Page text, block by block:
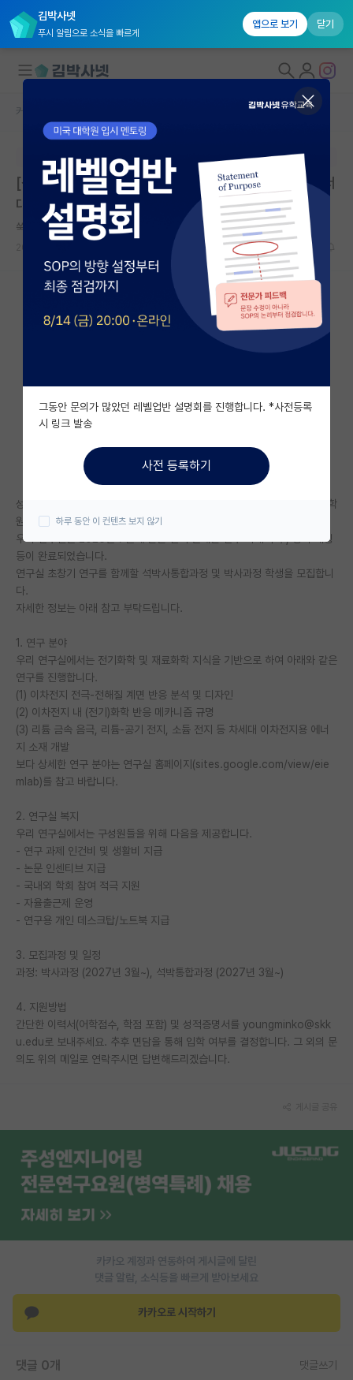
김박사넷
푸시 알림으로 소식을 빠르게
앱으로 보기 닫기
대학원생 모집
국내대학원 정보
연구실&오픈랩
커뮤니티
커뮤니티 홈
전체글보기
베스트 게시판
자유 게시판(아무개랩)
미국 유학 게시판
미국 대학원 합격 후기 게시판
대학원생 모집 게시판
연구실(PI) 홍보 게시판
석박사 채용 정보 게시판
임용 정보 게시판
학부 인턴 게시판
취업 게시판
임용 후기 게시판
PI 전용 게시판
인문사회 계열 게시판
반도체/AI 게시판
장학금/장학생 게시판
학술 정보 게시판
홍보 게시판
커리어
이벤트
반도체 아카데미
커뮤니티 홈
본문이 수정되지 않는 박제글입니다.
[성균관대학교] 전기화학 계면 및 에너지 소재 연구실에서
대학원생을 모집합니다.
쑥스러운 막스 베버
성균관대학교 화학과 전기화학 계면 및 에너지 소재 연구실에서 함께할 대학
원생을 모집합니다.
우리 연구실은 2025년 7월에 문을 열어 현재는 연구 과제 수주, 장비 세팅
등이 완료되었습니다.
연구실 초창기 연구를 함께할 석박사통합과정 및 박사과정 학생을 모집합니
다.
자세한 정보는 아래 참고 부탁드립니다.
1. 연구 분야
우리 연구실에서는 전기화학 및 재료화학 지식을 기반으로 하여 아래와 같은
연구를 진행합니다.
(1) 이차전지 전극-전해질 계면 반응 분석 및 디자인
(2) 이차전지 내 (전기)화학 반응 메카니즘 규명
(3) 리튬 금속 음극, 리튬-공기 전지, 소듐 전지 등 차세대 이차전지용 에너
지 소재 개발
보다 상세한 연구 분야는 연구실 홈페이지(sites.google.com/view/eie
mlab)를 참고 바랍니다.
2. 연구실 복지
우리 연구실에서는 구성원들을 위해 다음을 제공합니다.
- 연구 과제 인건비 및 생활비 지급
- 논문 인센티브 지급
- 국내외 학회 참여 적극 지원
- 자율출근제 운영
- 연구용 개인 데스크탑/노트북 지급
3. 모집과정 및 일정
과정: 박사과정 (2027년 3월~), 석박통합과정 (2027년 3월~)
4. 지원방법
간단한 이력서(어학점수, 학점 포함) 및 성적증명서를 youngminko@skk
u.edu로 보내주세요. 추후 면담을 통해 입학 여부를 결정합니다. 그 외의 문
의도 위의 메일로 연락주시면 답변해드리겠습니다.
카카오 계정과 연동하여 게시글에 달린
댓글 알람, 소식등을 빠르게 받아보세요
카카오로 시작하기
댓글 0개 댓글쓰기
그동안 문의가 많았던 레벨업반 설명회를 진행합니다. *사전등록
시 링크 발송
사전 등록하기
하루 동안 이 컨텐츠 보지 않기